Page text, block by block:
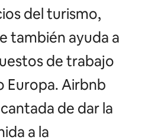
del turismo,
también ayuda a
de trabajo
Europa. Airbnb
de dar la
a la